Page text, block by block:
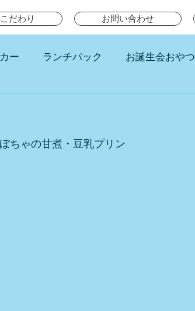
だわり お問い合わせ
ー ランチパック お誕生会おやつ
ちゃの甘煮・豆乳プリン